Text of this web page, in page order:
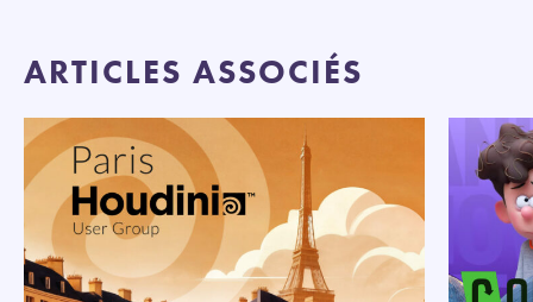
ARTICLES ASSOCIÉS